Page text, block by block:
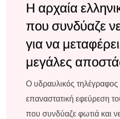
Η αρχαία
που συνδύαζε
για να
μεγάλες
Ο υδραυλικός τηλέγραφος
επαναστατική εφεύρεση
που συνδύαζε φωτιά και